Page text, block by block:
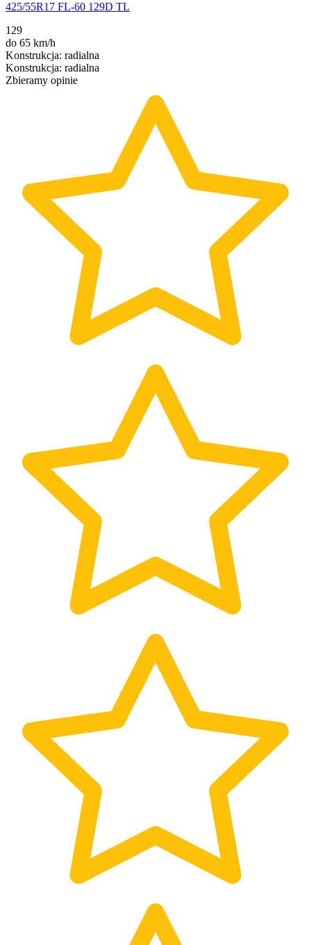
425/55R17 FL-60 129D TL
129
do 65 km/h
Konstrukcja: radialna
Konstrukcja: radialna
Zbieramy opinie